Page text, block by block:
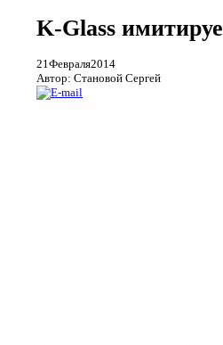
K-Glass
21Февраля2014
Автор: Становой Сергей